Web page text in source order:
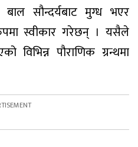
सौन्दर्यबाट मुग्ध भएर
स्वीकार गरेछन् । यसैले
विभिन्न पौराणिक ग्रन्थमा